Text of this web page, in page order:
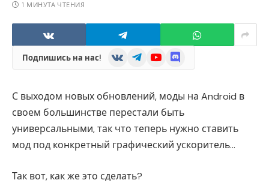
1 МИНУТА ЧТЕНИЯ
Подпишись на нас! VKontakteTelegramYouTubeDiscord
С выходом новых обновлений, моды на Android в
своем большинстве перестали быть
универсальными, так что теперь нужно ставить
мод под конкретный графический ускоритель…
Так вот, как же это сделать?